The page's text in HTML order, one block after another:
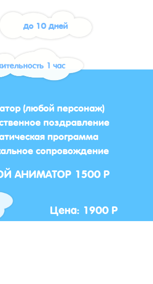
до 10 дней
1 час
(любой персонаж)
поздравление
программа
сопровождение
АНИМАТОР 1500 Р
Цена: 1900 Р